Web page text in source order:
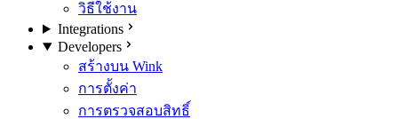
วิธีใช้งาน
Integrations
Developers
สร้างบน Wink
การตั้งค่า
การตรวจสอบสิทธิ์